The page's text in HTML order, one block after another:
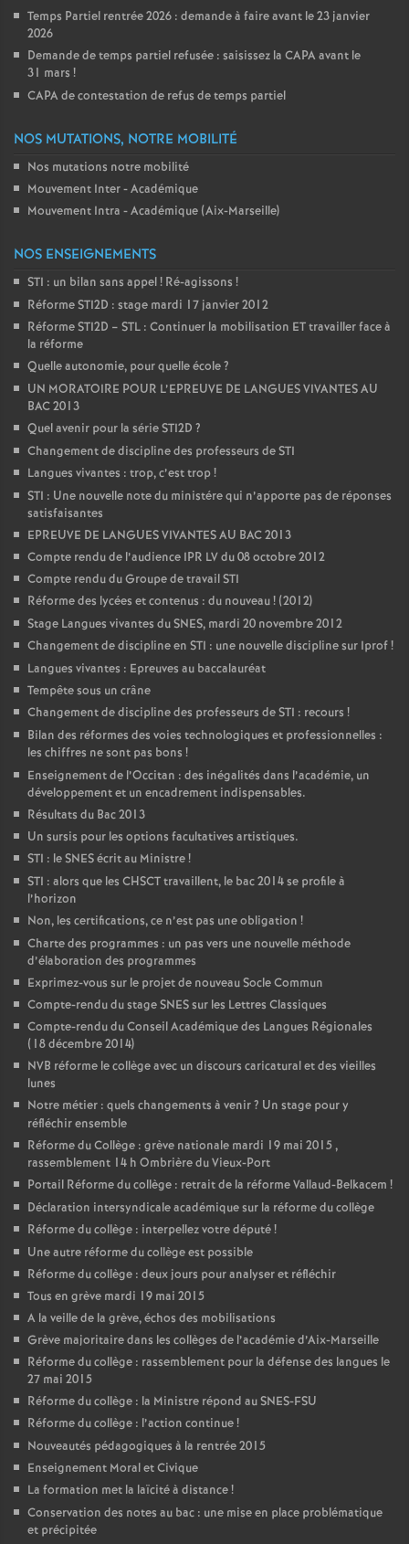
Temps Partiel rentrée 2026 : demande à faire avant le 23 janvier
2026
Demande de temps partiel refusée : saisissez la CAPA avant le
31 mars !
CAPA de contestation de refus de temps partiel
NOS MUTATIONS, NOTRE MOBILITÉ
Nos mutations notre mobilité
Mouvement Inter - Académique
Mouvement Intra - Académique (Aix-Marseille)
NOS ENSEIGNEMENTS
STI : un bilan sans appel! Ré-agissons !
Réforme STI2D : stage mardi 17 janvier 2012
Réforme STI2D – STL : Continuer la mobilisation ET travailler face à
la réforme
Quelle autonomie, pour quelle école?
UN MORATOIRE POUR L’EPREUVE DE LANGUES VIVANTES AU
BAC 2013
Quel avenir pour la série STI2D ?
Changement de discipline des professeurs de STI
Langues vivantes : trop, c’est trop!
STI : Une nouvelle note du ministére qui n’apporte pas de réponses
satisfaisantes
EPREUVE DE LANGUES VIVANTES AU BAC 2013
Compte rendu de l’audience IPR LV du 08 octobre 2012
Compte rendu du Groupe de travail STI
Réforme des lycées et contenus : du nouveau! (2012)
Stage Langues vivantes du SNES, mardi 20 novembre 2012
Changement de discipline en STI : une nouvelle discipline sur Iprof!
Langues vivantes : Epreuves au baccalauréat
Tempête sous un crâne
Changement de discipline des professeurs de STI : recours !
Bilan des réformes des voies technologiques et professionnelles :
les chiffres ne sont pas bons !
Enseignement de l’Occitan : des inégalités dans l’académie, un
développement et un encadrement indispensables.
Résultats du Bac 2013
Un sursis pour les options facultatives artistiques.
STI : le SNES écrit au Ministre!
STI : alors que les CHSCT travaillent, le bac 2014 se profile à
l’horizon
Non, les certifications, ce n’est pas une obligation !
Charte des programmes : un pas vers une nouvelle méthode
d’élaboration des programmes
Exprimez-vous sur le projet de nouveau Socle Commun
Compte-rendu du stage SNES sur les Lettres Classiques
Compte-rendu du Conseil Académique des Langues Régionales
(18 décembre 2014)
NVB réforme le collège avec un discours caricatural et des vieilles
lunes
Notre métier : quels changements à venir? Un stage pour y
réfléchir ensemble
Réforme du Collège : grève nationale mardi 19 mai 2015 ,
rassemblement 14 h Ombrière du Vieux-Port
Portail Réforme du collège : retrait de la réforme Vallaud-Belkacem !
Déclaration intersyndicale académique sur la réforme du collège
Réforme du collège : interpellez votre député!
Une autre réforme du collège est possible
Réforme du collège : deux jours pour analyser et réfléchir
Tous en grève mardi 19 mai 2015
A la veille de la grève, échos des mobilisations
Grève majoritaire dans les collèges de l’académie d’Aix-Marseille
Réforme du collège : rassemblement pour la défense des langues le
27 mai 2015
Réforme du collège : la Ministre répond au SNES-FSU
Réforme du collège : l’action continue!
Nouveautés pédagogiques à la rentrée 2015
Enseignement Moral et Civique
La formation met la laïcité à distance!
Conservation des notes au bac : une mise en place problématique
et précipitée